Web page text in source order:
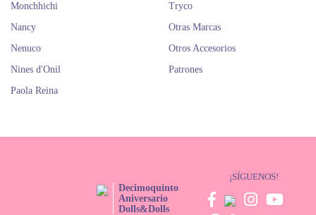
Monchhichi
Nancy
Nenuco
Nines d'Onil
Paola Reina
Tryco
Otras Marcas
Otros Accesorios
Patrones
Decimoquinto
Aniversario
Dolls&Dolls
¡SÍGUENOS!